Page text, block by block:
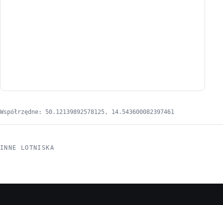
Współrzędne: 50.12139892578125, 14.543600082397461
INNE LOTNISKA